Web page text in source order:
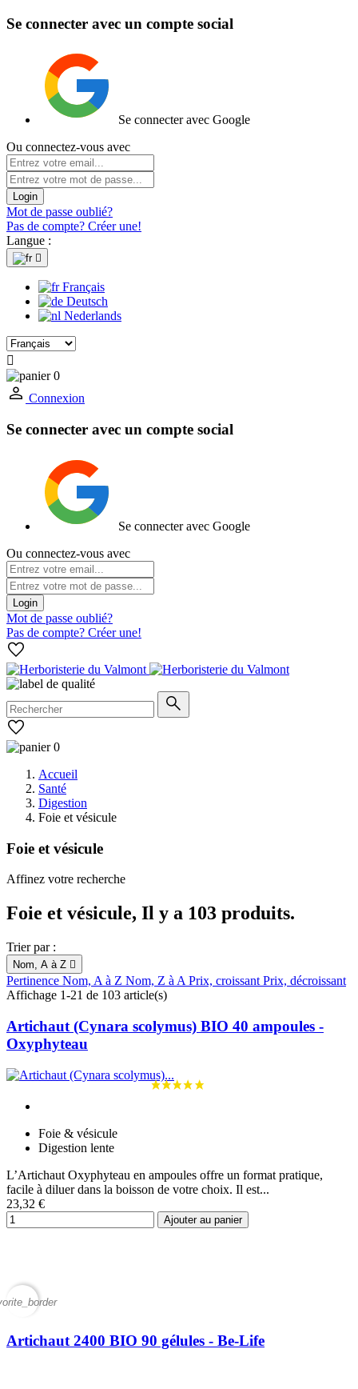
Se connecter avec un compte social
Se connecter avec Google
Ou connectez-vous avec
Login
Mot de passe oublié?
Pas de compte? Créer une!
Langue :

Français
Deutsch
Nederlands

0
Connexion
Se connecter avec un compte social
Se connecter avec Google
Ou connectez-vous avec
Login
Mot de passe oublié?
Pas de compte? Créer une!
0
Accueil
Santé
Digestion
Foie et vésicule
Foie et vésicule
Affinez votre recherche
Foie et vésicule, Il y a 103 produits.
Trier par :
Nom, A à Z 
Pertinence Nom, A à Z Nom, Z à A Prix, croissant Prix, décroissant
Affichage 1-21 de 103 article(s)
Artichaut (Cynara scolymus) BIO 40 ampoules -
Oxyphyteau
Foie & vésicule
Digestion lente
L’Artichaut Oxyphyteau en ampoules offre un format pratique,
facile à diluer dans la boisson de votre choix. Il est...
23,32 €
Ajouter au panier
Artichaut 2400 BIO 90 gélules - Be-Life